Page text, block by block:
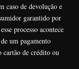
caso de devolução e
garantido por
processo acontece
um pagamento
de crédito ou